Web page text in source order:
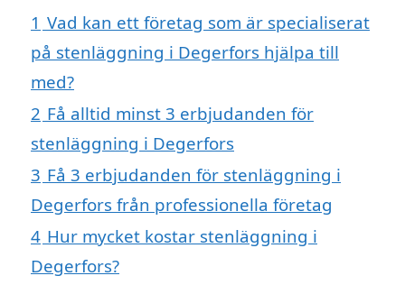
1 Vad kan ett företag som är specialiserat
på stenläggning i Degerfors hjälpa till
med?
2 Få alltid minst 3 erbjudanden för
stenläggning i Degerfors
3 Få 3 erbjudanden för stenläggning i
Degerfors från professionella företag
4 Hur mycket kostar stenläggning i
Degerfors?